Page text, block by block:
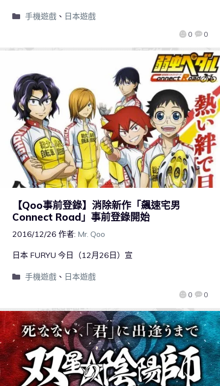
0 0
手機遊戲、 日本遊戲
【Qoo事前登錄】消除新作「飆速宅男
Connect Road」事前登錄開始
2016/12/26 作者: Mr. Qoo
0 0
日本 FURYU 今日（12月26日）宣
手機遊戲、 日本遊戲